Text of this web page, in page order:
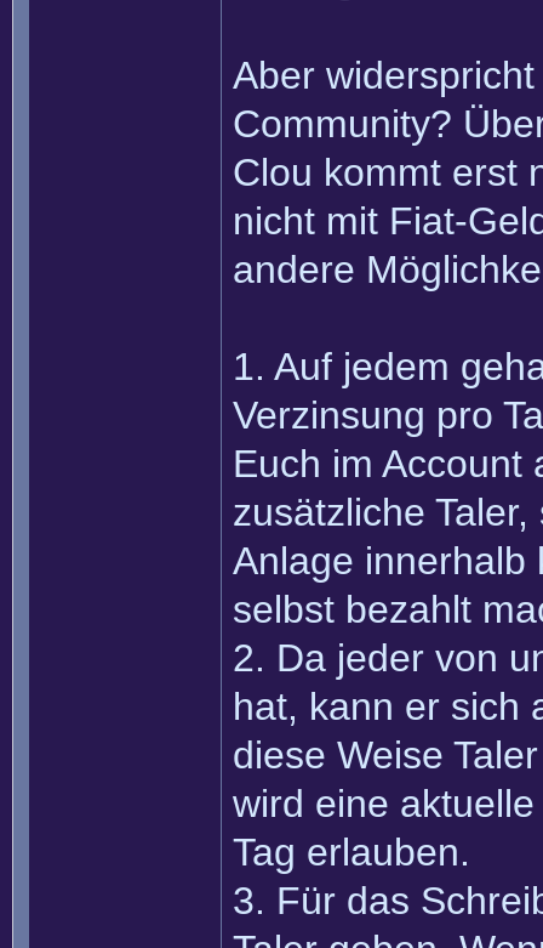
Aber
Community?
Clou kommt erst
nicht mit Fiat-
andere
1. Auf jedem
Verzinsung pro
Euch im Account
zusätzliche
Anlage innerhalb
selbst bezahlt
2. Da jeder von
hat, kann er sich
diese Weise
wird eine
Tag erlauben.
3. Für das